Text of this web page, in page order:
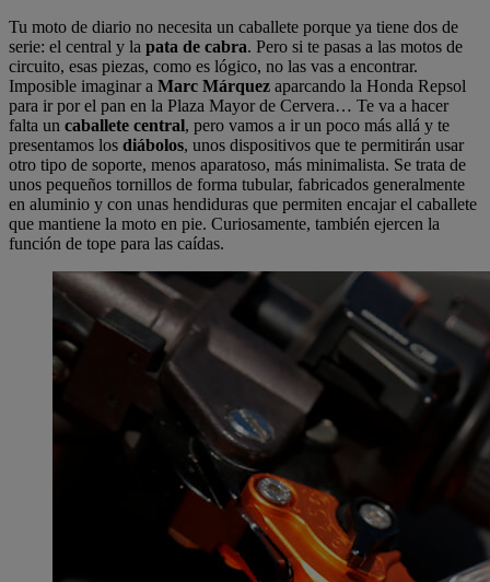
Tu moto de diario no necesita un caballete porque ya tiene dos de
serie: el central y la pata de cabra. Pero si te pasas a las motos de
circuito, esas piezas, como es lógico, no las vas a encontrar.
Imposible imaginar a Marc Márquez aparcando la Honda Repsol
para ir por el pan en la Plaza Mayor de Cervera… Te va a hacer
falta un caballete central, pero vamos a ir un poco más allá y te
presentamos los diábolos, unos dispositivos que te permitirán usar
otro tipo de soporte, menos aparatoso, más minimalista. Se trata de
unos pequeños tornillos de forma tubular, fabricados generalmente
en aluminio y con unas hendiduras que permiten encajar el caballete
que mantiene la moto en pie. Curiosamente, también ejercen la
función de tope para las caídas.